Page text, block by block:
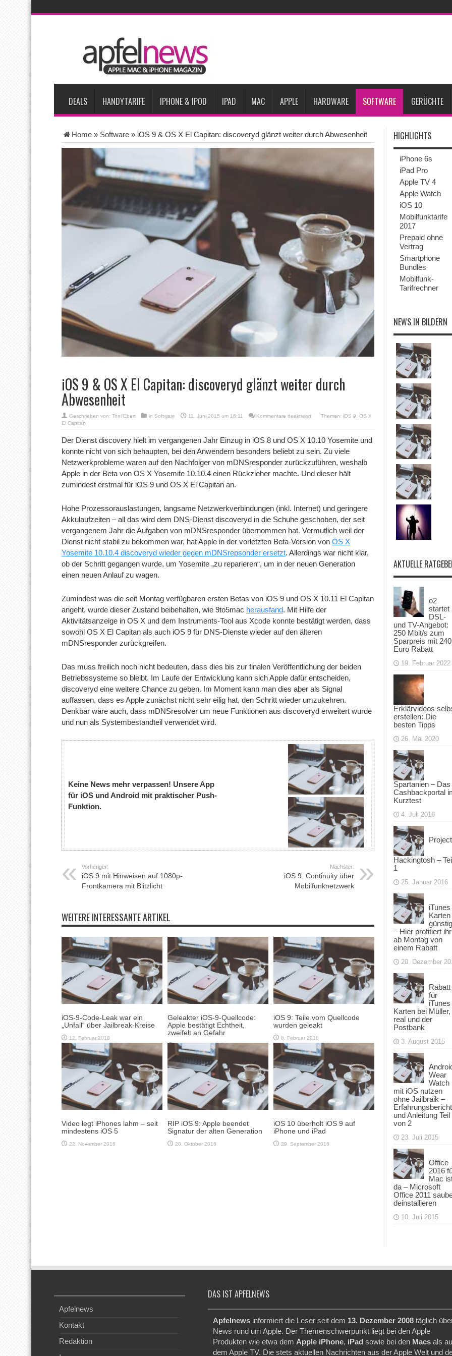
Apple testet zwei neue Display-Panels für iPhone-Modelle 2027
Apples Smartbrille könnte das nächste große Gesundheits-Gadget werden
Apples vermutete AirPods mit Kameras sollen bereits im September erscheinen
Apple erzielt 49 Prozent des weltweiten Smartphone-Umsatzes im 2. Quartal Apple verbucht Rekordzahlen im dritten Quartal 2026
Tim Cook: Mehr Speicherlieferanten bedeuten nicht zwingend sinkende Preise
DEALS HANDYTARIFE IPHONE & IPOD IPAD MAC APPLE HARDWARE SOFTWARE GERÜCHTE
Home » Software » iOS 9 & OS X El Capitan: discoveryd glänzt weiter durch Abwesenheit
iOS 9 & OS X El Capitan: discoveryd glänzt weiter durch
Abwesenheit
Geschrieben von: Toni Ebert in Software 11. Juni 2015 um 16:11 Kommentare deaktiviertfür
&
OS
X
Capitan:
discoveryd
Themen: iOS 9
OS X
El Capitan
Der Dienst discovery hielt im vergangenen Jahr Einzug in iOS 8 und OS X 10.10 Yosemite und
konnte nicht von sich behaupten, bei den Anwendern besonders beliebt zu sein. Zu viele
Netzwerkprobleme waren auf den Nachfolger von mDNSresponder zurückzuführen, weshalb
Apple in der Beta von OS X Yosemite 10.10.4 einen Rückzieher machte. Und dieser hält
zumindest erstmal für iOS 9 und OS X El Capitan an.
Hohe Prozessorauslastungen, langsame Netzwerkverbindungen (inkl. Internet) und geringere
Akkulaufzeiten – all das wird dem DNS-Dienst discoveryd in die Schuhe geschoben, der seit
vergangenem Jahr die Aufgaben von mDNSresponder übernommen hat. Vermutlich weil der
Dienst nicht stabil zu bekommen war, hat Apple in der vorletzten Beta-Version von OS X
Yosemite 10.10.4 discoveryd wieder gegen mDNSrepsonder ersetzt. Allerdings war nicht klar,
ob der Schritt gegangen wurde, um Yosemite „zu reparieren“, um in der neuen Generation
einen neuen Anlauf zu wagen.
Zumindest was die seit Montag verfügbaren ersten Betas von iOS 9 und OS X 10.11 El Capitan
angeht, wurde dieser Zustand beibehalten, wie 9to5mac herausfand. Mit Hilfe der
Aktivitätsanzeige in OS X und dem Instruments-Tool aus Xcode konnte bestätigt werden, dass
sowohl OS X El Capitan als auch iOS 9 für DNS-Dienste wieder auf den älteren
mDNSresponder zurückgreifen.
Das muss freilich noch nicht bedeuten, dass dies bis zur finalen Veröffentlichung der beiden
Betriebssysteme so bleibt. Im Laufe der Entwicklung kann sich Apple dafür entscheiden,
discoveryd eine weitere Chance zu geben. Im Moment kann man dies aber als Signal
auffassen, dass es Apple zunächst nicht sehr eilig hat, den Schritt wieder umzukehren.
Denkbar wäre auch, dass mDNSresolver um neue Funktionen aus discoveryd erweitert wurde
und nun als Systembestandteil verwendet wird.
Keine News mehr verpassen! Unsere App
für iOS und Android mit praktischer Push-
Funktion.
Vorheriger:
iOS 9 mit Hinweisen auf 1080p-
Frontkamera mit Blitzlicht
Nächster:
iOS 9: Continuity über
Mobilfunknetzwerk
WEITERE INTERESSANTE ARTIKEL
iOS-9-Code-Leak war ein
„Unfall“ über Jailbreak-Kreise
12. Februar 2018
Geleakter iOS-9-Quellcode:
Apple bestätigt Echtheit,
zweifelt an Gefahr
9. Februar 2018
iOS 9: Teile vom Quellcode
wurden geleakt
8. Februar 2018
Video legt iPhones lahm – seit
mindestens iOS 5
22. November 2016
RIP iOS 9: Apple beendet
Signatur der alten Generation
20. Oktober 2016
iOS 10 überholt iOS 9 auf
iPhone und iPad
29. September 2016
HIGHLIGHTS
iPhone 6s
iPad Pro
Apple TV 4
Apple Watch
iOS 10
Mobilfunktarife
2017
Prepaid ohne
Vertrag
Smartphone
Bundles
Mobilfunk-
Tarifrechner
NEWS IN BILDERN
AKTUELLE
o2
startet
DSL-
und TV-Angebot:
250 Mbit/s zum
Sparpreis mit 240
Euro Rabatt
19. Februar 2022
Erklärvideos
erstellen: Die
besten Tipps
26. Mai 2020
Spartanien – Das
Cashbackportal
Kurztest
4. Juli 2016
Project
Hackingtosh –
1
25. Januar 2016
iTunes
Karten
– Hier profitiert ihr
ab Montag von
einem Rabatt
20. Dezember
Rabatt
für
iTunes
Karten bei Müller,
real und der
Postbank
3. August 2015
Wear
Watch
mit iOS nutzen
ohne Jailbraik –
Erfahrungsbericht
und Anleitung Teil
von 2
23. Juli 2015
Office
2016
Mac
da – Microsoft
Office 2011
deinstallieren
10. Juli 2015
Apfelnews
Kontakt
Redaktion
DAS IST APFELNEWS
Apfelnews informiert die Leser seit dem 13. Dezember 2008 täglich
News rund um Apple. Der Themenschwerpunkt liegt bei den Apple
Produkten wie etwa dem Apple iPhone, iPad sowie bei den Macs als
dem Apple TV. Die stets aktuellen Nachrichten aus der Apple Welt und